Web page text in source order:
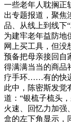
一些老年人耽搁正
出专题报道，聚焦
品、从线上到线下
为建牢老年益防地
网上买工具，但没
预备把母亲接回自
得满满当当的商品
疗手环……有的快
此中，陈密斯发觉
道：“银梳子梳头
火速、回忆力加强
盒的左下角显示，